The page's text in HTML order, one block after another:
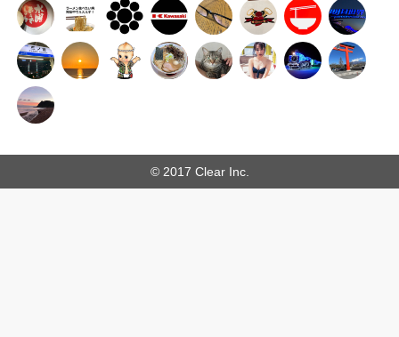
© 2017 Clear Inc.